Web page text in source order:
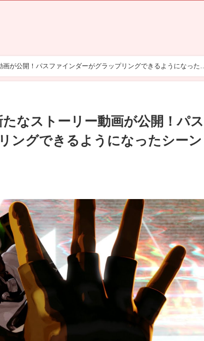
が公開！パスファインダーがグラップリングできるようになったシ
たなストーリー動画が公開！パス
ングできるようになったシーン